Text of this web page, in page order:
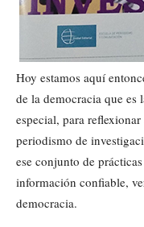
Hoy estamos aquí
de la democracia que
especial, para
periodismo de
ese conjunto de
información confiable,
democracia.